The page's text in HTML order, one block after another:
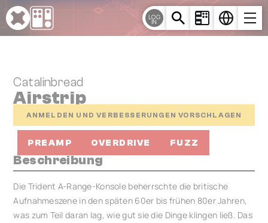
Cookie-Einstellungen
LOG
IN
Catalinbread
Airstrip
ANMELDEN UND VERBESSERUNGEN VORSCHLAGEN
PREAMP OVERDRIVE FUZZ
Beschreibung
Die Trident A-Range-Konsole beherrschte die britische
Aufnahmeszene in den späten 60er bis frühen 80er Jahren,
was zum Teil daran lag, wie gut sie die Dinge klingen ließ. Das